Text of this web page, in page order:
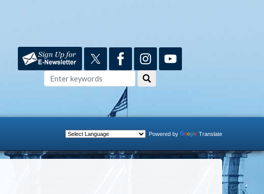
Powered by Translate